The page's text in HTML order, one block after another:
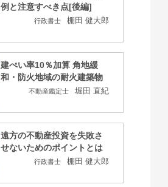
例と注意すべき点[後編]
行政書士 棚田 健大郎
建ぺい率10％加算 角地緩
和・防火地域の耐火建築物
不動産鑑定士 堀田 直紀
遠方の不動産投資を失敗さ
せないためのポイントとは
行政書士 棚田 健大郎